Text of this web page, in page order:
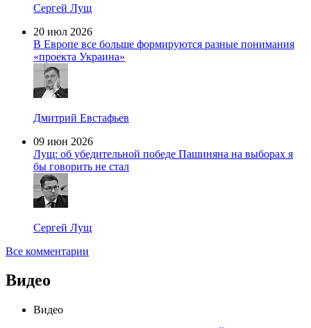
Сергей Лущ
20 июл 2026
В Европе все больше формируются разные понимания
«проекта Украина»
Дмитрий Евстафьев
09 июн 2026
Лущ: об убедительной победе Пашиняна на выборах я
бы говорить не стал
Сергей Лущ
Все комментарии
Видео
Видео